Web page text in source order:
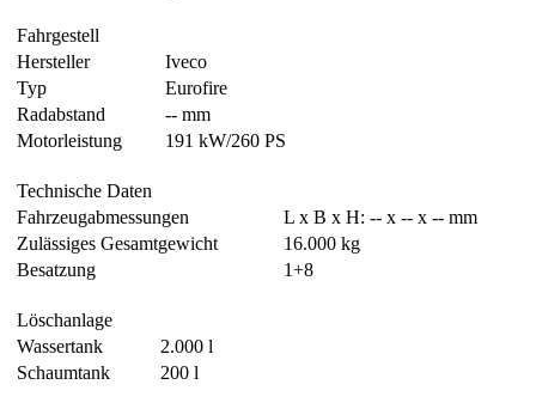
Fahrgestell
Hersteller
Iveco
Typ
Eurofire
Radabstand
-- mm
Motorleistung
191 kW/260 PS
Technische Daten
Fahrzeugabmessungen
L x B x H: -- x -- x -- mm
Zulässiges Gesamtgewicht
16.000 kg
Besatzung
1+8
Löschanlage
Wassertank
2.000 l
Schaumtank
200 l